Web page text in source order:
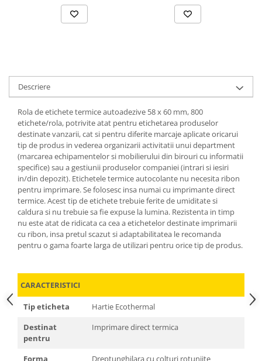
Descriere
Rola de etichete termice autoadezive 58 x 60 mm, 800
etichete/rola, potrivite atat pentru etichetarea produselor
destinate vanzarii, cat si pentru diferite marcaje aplicate oricarui
tip de produs in vederea organizarii activitatii unui department
(marcarea echipamentelor si mobilierului din birouri cu informatii
specifice) sau a gestiunii produselor companiei (intrari si iesiri
in/din depozit). Etichetele termice autocolante nu necesita ribon
pentru imprimare. Se folosesc insa numai cu imprimante direct
termice. Acest tip de etichete trebuie ferite de umiditate si
caldura si nu trebuie sa fie expuse la lumina. Rezistenta in timp
nu este atat de ridicata ca cea a etichetelor destinate imprimarii
cu ribon, insa pretul scazut si adaptabilitatea le recomanda
pentru o gama foarte larga de utilizari pentru orice tip de produs.
CARACTERISTICI
Tip eticheta
Hartie Ecothermal
Destinat
pentru
Imprimare direct termica
Forma Dreptunghilara cu colturi rotunjite